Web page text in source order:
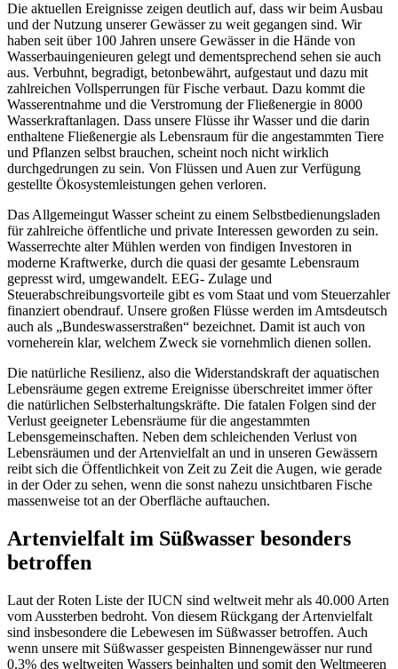
Die aktuellen Ereignisse zeigen deutlich auf, dass wir beim Ausbau
und der Nutzung unserer Gewässer zu weit gegangen sind. Wir
haben seit über 100 Jahren unsere Gewässer in die Hände von
Wasserbauingenieuren gelegt und dementsprechend sehen sie auch
aus. Verbuhnt, begradigt, betonbewährt, aufgestaut und dazu mit
zahlreichen Vollsperrungen für Fische verbaut. Dazu kommt die
Wasserentnahme und die Verstromung der Fließenergie in 8000
Wasserkraftanlagen. Dass unsere Flüsse ihr Wasser und die darin
enthaltene Fließenergie als Lebensraum für die angestammten Tiere
und Pflanzen selbst brauchen, scheint noch nicht wirklich
durchgedrungen zu sein. Von Flüssen und Auen zur Verfügung
gestellte Ökosystemleistungen gehen verloren.
Das Allgemeingut Wasser scheint zu einem Selbstbedienungsladen
für zahlreiche öffentliche und private Interessen geworden zu sein.
Wasserrechte alter Mühlen werden von findigen Investoren in
moderne Kraftwerke, durch die quasi der gesamte Lebensraum
gepresst wird, umgewandelt. EEG- Zulage und
Steuerabschreibungsvorteile gibt es vom Staat und vom Steuerzahler
finanziert obendrauf. Unsere großen Flüsse werden im Amtsdeutsch
auch als „Bundeswasserstraßen“ bezeichnet. Damit ist auch von
vorneherein klar, welchem Zweck sie vornehmlich dienen sollen.
Die natürliche Resilienz, also die Widerstandskraft der aquatischen
Lebensräume gegen extreme Ereignisse überschreitet immer öfter
die natürlichen Selbsterhaltungskräfte. Die fatalen Folgen sind der
Verlust geeigneter Lebensräume für die angestammten
Lebensgemeinschaften. Neben dem schleichenden Verlust von
Lebensräumen und der Artenvielfalt an und in unseren Gewässern
reibt sich die Öffentlichkeit von Zeit zu Zeit die Augen, wie gerade
in der Oder zu sehen, wenn die sonst nahezu unsichtbaren Fische
massenweise tot an der Oberfläche auftauchen.
Artenvielfalt im Süßwasser besonders
betroffen
Laut der Roten Liste der IUCN sind weltweit mehr als 40.000 Arten
vom Aussterben bedroht. Von diesem Rückgang der Artenvielfalt
sind insbesondere die Lebewesen im Süßwasser betroffen. Auch
wenn unsere mit Süßwasser gespeisten Binnengewässer nur rund
0,3% des weltweiten Wassers beinhalten und somit den Weltmeeren